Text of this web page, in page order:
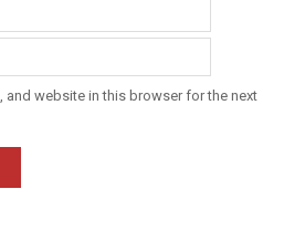
and website in this browser for the next